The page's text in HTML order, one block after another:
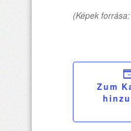
(Képek
Zum